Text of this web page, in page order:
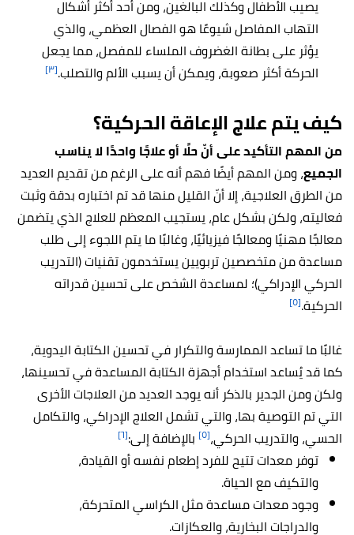
يصيب الأطفال وكذلك البالغين، ومن أحد أكثر أشكال
التهاب المفاصل شيوعًا هو الفصال العظمي، والذي
يؤثر على بطانة الغضروف الملساء للمفصل، مما يجعل
الحركة أكثر صعوبة، ويمكن أن يسبب الألم والتصلب.[٣]
كيف يتم علاج الإعاقة الحركية؟
من المهم التأكيد على أنّ حلًا أو علاجًا واحدًا لا يناسب
الجميع، ومن المهم أيضًا فهم أنه على الرغم من تقديم العديد
من الطرق العلاجية، إلا أنّ القليل منها قد تم اختباره بدقة وثبت
فعاليته، ولكن بشكل عام، يستجيب المعظم للعلاج الذي يتضمن
معالجًا مهنيًا ومعالجًا فيزيائيًا، وغالبًا ما يتم اللجوء إلى طلب
مساعدة من متخصصين تربويين يستخدمون تقنيات (التدريب
الحركي الإدراكي)؛ لمساعدة الشخص على تحسين قدراته
الحركية.[٥]
غالبًا ما تساعد الممارسة والتكرار في تحسين الكتابة اليدوية،
كما قد يُساعد استخدام أجهزة الكتابة المساعدة في تحسينها،
ولكن ومن الجدير بالذكر أنه يوجد العديد من العلاجات الأخرى
التي تم التوصية بها، والتي تشمل العلاج الإدراكي، والتكامل
الحسي، والتدريب الحركي،[٥] بالإضافة إلى:[٦]
توفر معدات تتيح للفرد إطعام نفسه أو القيادة،
والتكيف مع الحياة.
وجود معدات مساعدة مثل الكراسي المتحركة،
والدراجات البخارية، والعكازات.